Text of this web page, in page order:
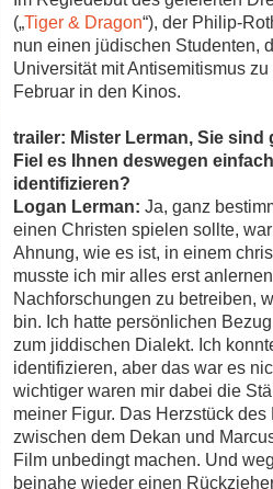
(„Tiger & Dragon“), der Philip-
nun einen jüdischen Studenten,
Universität mit Antisemitismus
Februar in den Kinos.
trailer: Mister Lerman, Sie sind
Fiel es Ihnen deswegen
identifizieren?
Logan Lerman: Ja, ganz
einen Christen spielen sollte,
Ahnung, wie es ist, in einem
musste ich mir alles erst
Nachforschungen zu betreiben,
bin. Ich hatte persönlichen
zum jiddischen Dialekt. Ich
identifizieren, aber das war es
wichtiger waren mir dabei die
meiner Figur. Das Herzstück
zwischen dem Dekan und
Film unbedingt machen. Und
beinahe wieder einen